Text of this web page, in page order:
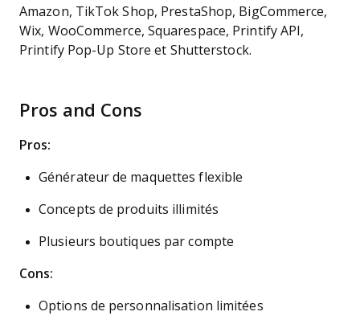
Amazon, TikTok Shop, PrestaShop, BigCommerce,
Wix, WooCommerce, Squarespace, Printify API,
Printify Pop-Up Store et Shutterstock.
Pros and Cons
Pros:
Générateur de maquettes flexible
Concepts de produits illimités
Plusieurs boutiques par compte
Cons:
Options de personnalisation limitées